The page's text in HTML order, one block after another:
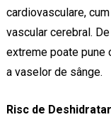
cardiovasculare,
vascular cerebral.
extreme poate pune
a vaselor de sânge.
Risc de